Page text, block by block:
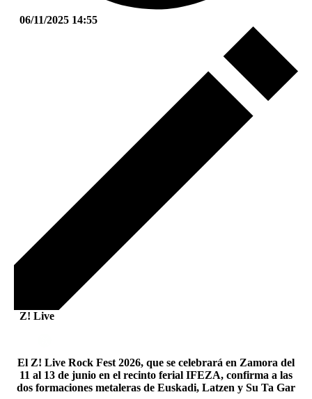
06/11/2025 14:55
Z! Live
El Z! Live Rock Fest 2026, que se celebrará en Zamora del
11 al 13 de junio en el recinto ferial IFEZA, confirma a las
dos formaciones metaleras de Euskadi, Latzen y Su Ta Gar